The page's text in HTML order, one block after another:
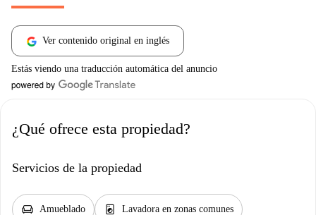
Ver contenido original en inglés
Estás viendo una traducción automática del anuncio
¿Qué ofrece esta propiedad?
Servicios de la propiedad
chair Amueblado local_laundry_service Lavadora en zonas comunes